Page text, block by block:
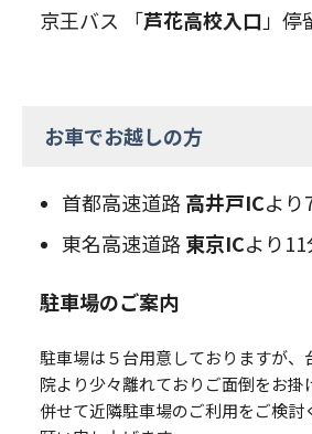
京王バス 「芦花高校入口 」
お車でお越しの方
首都高速道路高井戸ICより
東名高速道路東京ICより
駐車場のご案内
駐車場は５台用意しておりますが、
院より少々離れておりご面倒をお掛
併せて近隣駐車場のご利用をご検討